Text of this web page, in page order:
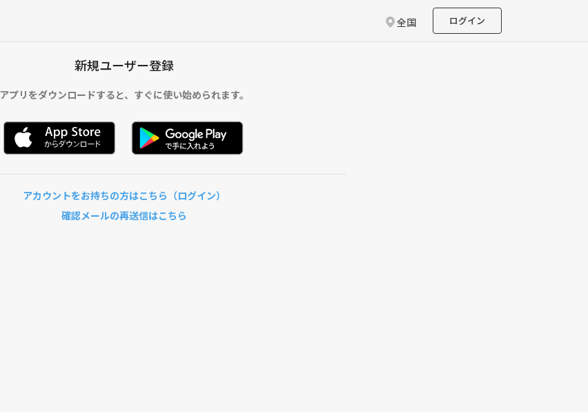
全国 ログイン
新規ユーザー登録
アプリをダウンロードすると、 すぐに使い始められます。
アカウントをお持ちの方はこちら（ログイン）
確認メールの再送信はこちら